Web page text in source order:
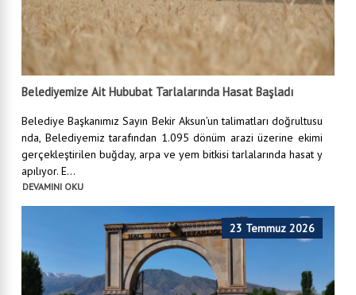
Belediyemize Ait Hububat Tarlalarında Hasat Başladı
Belediye Başkanımız Sayın Bekir Aksun’un talimatları doğrultusu
nda, Belediyemiz tarafından 1.095 dönüm arazi üzerine ekimi
gerçekleştirilen buğday, arpa ve yem bitkisi tarlalarında hasat y
apılıyor. E...
DEVAMINI OKU
23 Temmuz 2026